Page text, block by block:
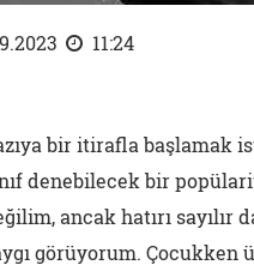
11:24
bir itirafla başlamak
denebilecek bir
ancak hatırı
görüyorum. Çocukken